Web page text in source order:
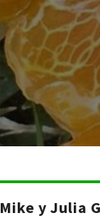
Mike y Julia